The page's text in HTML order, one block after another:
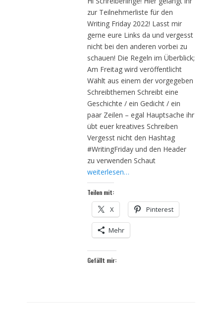
zur Teilnehmerliste für den
Writing Friday 2022! Lasst mir
gerne eure Links da und vergesst
nicht bei den anderen vorbei zu
schauen! Die Regeln im Überblick;
Am Freitag wird veröffentlicht
Wählt aus einem der vorgegeben
Schreibthemen Schreibt eine
Geschichte / ein Gedicht / ein
paar Zeilen – egal Hauptsache ihr
übt euer kreatives Schreiben
Vergesst nicht den Hashtag
#WritingFriday und den Header
zu verwenden Schaut
weiterlesen…
Teilen mit:
X Pinterest
Mehr
Gefällt mir: